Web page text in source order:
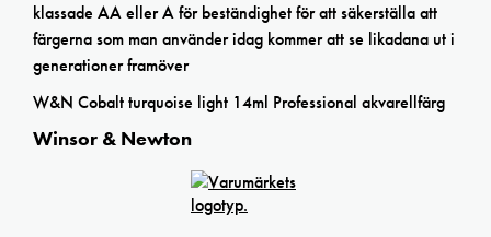
klassade AA eller A för beständighet för att säkerställa att
färgerna som man använder idag kommer att se likadana ut i
generationer framöver
W&N Cobalt turquoise light 14ml Professional akvarellfärg
Winsor & Newton